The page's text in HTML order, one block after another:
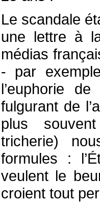
Le scandale
une lettre à
médias
- par
l’euphorie
fulgurant de
plus
tricherie)
formules :
veulent le
croient tout